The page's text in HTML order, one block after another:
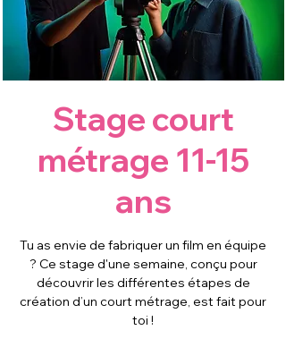
Stage court
métrage 11-15
ans
Tu as envie de fabriquer un film en équipe
? Ce stage d'une semaine, conçu pour
découvrir les différentes étapes de
création d’un court métrage, est fait pour
toi !